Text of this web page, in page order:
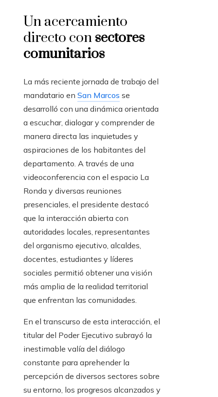
Un acercamiento
directo con sectores
comunitarios
La más reciente jornada de trabajo del
mandatario en San Marcos se
desarrolló con una dinámica orientada
a escuchar, dialogar y comprender de
manera directa las inquietudes y
aspiraciones de los habitantes del
departamento. A través de una
videoconferencia con el espacio La
Ronda y diversas reuniones
presenciales, el presidente destacó
que la interacción abierta con
autoridades locales, representantes
del organismo ejecutivo, alcaldes,
docentes, estudiantes y líderes
sociales permitió obtener una visión
más amplia de la realidad territorial
que enfrentan las comunidades.
En el transcurso de esta interacción, el
titular del Poder Ejecutivo subrayó la
inestimable valía del diálogo
constante para aprehender la
percepción de diversos sectores sobre
su entorno, los progresos alcanzados y